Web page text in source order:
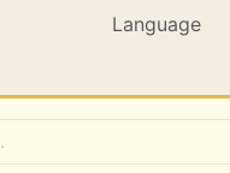
Language